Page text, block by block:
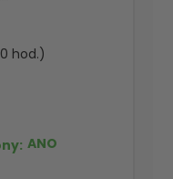
hod.)
ANO